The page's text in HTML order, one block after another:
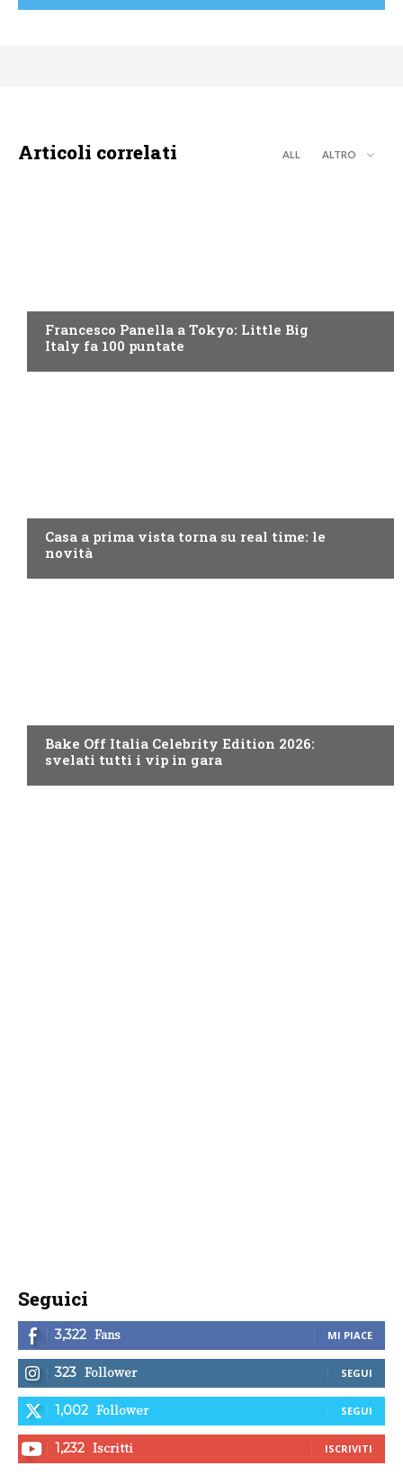
Articoli correlati ALL ALTRO
Francesco Panella a Tokyo: Little Big
Italy fa 100 puntate
Casa a prima vista torna su real time: le
novità
Bake Off Italia Celebrity Edition 2026:
svelati tutti i vip in gara
Seguici
3,322 Fans MI PIACE
323 Follower SEGUI
1,002 Follower SEGUI
1,232 Iscritti ISCRIVITI